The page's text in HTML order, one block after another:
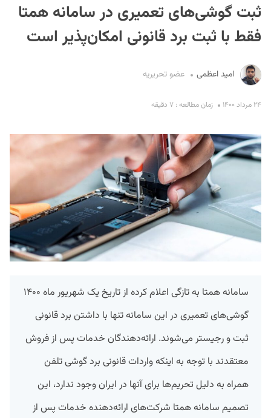
ثبت گوشی‌های تعمیری در سامانه همتا
فقط با ثبت برد قانونی امکان‌پذیر است
امید اعظمی عضو تحریریه
۲۴ مرداد ۱۴۰۰ زمان مطالعه : ۷ دقیقه
سامانه همتا به تازگی اعلام کرده از تاریخ یک شهریور ماه ۱۴۰۰
گوشی‌های تعمیری در این سامانه تنها با داشتن برد قانونی
ثبت و رجیستر می‌شوند. ارائه‌دهندگان خدمات پس از فروش
معتقدند با توجه به اینکه واردات قانونی برد گوشی تلفن
همراه به دلیل تحریم‌ها برای آنها در ایران وجود ندارد، این
تصمیم سامانه همتا شرکت‌های ارائه‌دهنده خدمات پس از